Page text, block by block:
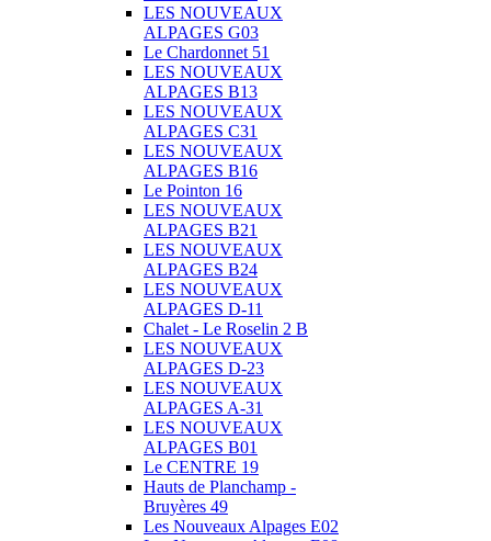
LES NOUVEAUX
ALPAGES G03
Le Chardonnet 51
LES NOUVEAUX
ALPAGES B13
LES NOUVEAUX
ALPAGES C31
LES NOUVEAUX
ALPAGES B16
Le Pointon 16
LES NOUVEAUX
ALPAGES B21
LES NOUVEAUX
ALPAGES B24
LES NOUVEAUX
ALPAGES D-11
Chalet - Le Roselin 2 B
LES NOUVEAUX
ALPAGES D-23
LES NOUVEAUX
ALPAGES A-31
LES NOUVEAUX
ALPAGES B01
Le CENTRE 19
Hauts de Planchamp -
Bruyères 49
Les Nouveaux Alpages E02